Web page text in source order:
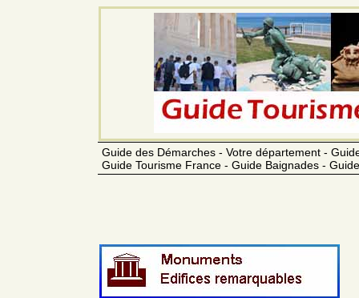
Guide des Démarches - Votre département -
Guide Tourisme France - Guide Baignades -